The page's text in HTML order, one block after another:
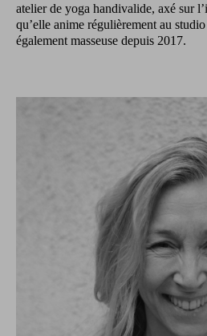
atelier de yoga handivalide, axé sur
qu’elle anime régulièrement au
également masseuse depuis 2017.